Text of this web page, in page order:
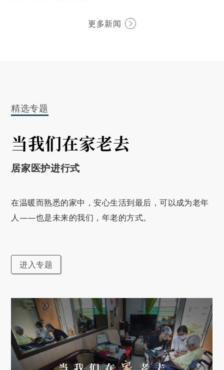
更多新闻
精选专题
当我们在家老去
居家医护进行式
在温暖而熟悉的家中，安心生活到最后，可以成为老年
人——也是未来的我们，年老的方式。
进入专题